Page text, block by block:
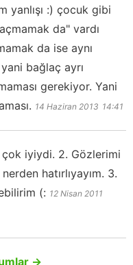
yanlışı :) çocuk gibi
da" vardı
da ise aynı
bağlaç ayrı
gerekiyor. Yani
14 Haziran 2013 14:41
iyiydi. 2. Gözlerimi
hatırlıyayım. 3.
(: 12 Nisan 2011
→